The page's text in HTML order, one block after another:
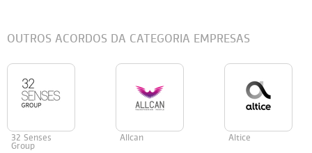
OUTROS ACORDOS DA CATEGORIA EMPRESAS
32 Senses
Group
Allcan Altice
Vogue